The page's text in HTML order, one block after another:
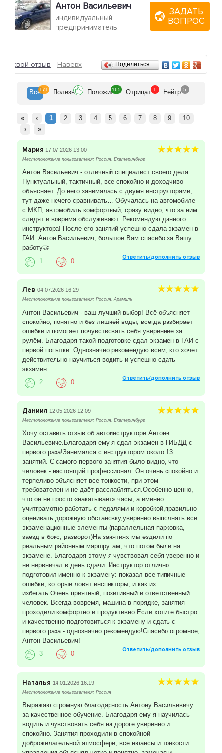
Антон Васильевич
индивидуальный
предприниматель
ЗАДАТЬ
ВОПРОС
Отзывы
свой отзыв Наверх Поделиться…
Все171 Полезн Положит165 Отрицат 1 Нейтр 5
« ‹ 1 2 3 4 5 6 7 8 9
10
›
»
Мария 17.07.2026 13:00
Местоположение пользователя: Россия, Екатеринбург
Антон Васильевич - отличный специалист своего дела.
Пунктуальный, тактичный, все спокойно и доходчиво
объясняет. До него занималась с двумя инструкторами,
тут даже нечего сравнивать… Обучалась на автомобиле
с МКП, автомобиль комфортный, сразу видно, что за ним
следят и вовремя обслуживают. Рекомендую данного
инструктора! После его занятий успешно сдала экзамен в
ГАИ. Антон Васильевич, большое Вам спасибо за Вашу
работу🤝
Ответить/дополнить отзыв
1 0
Лев 04.07.2026 16:29
Местоположение пользователя: Россия, Арамиль
Антон Васильевич - ваш лучший выбор! Всё объясняет
спокойно, понятно и без лишней воды, всегда разбирает
ошибки и помогает почувствовать себя увереннее за
рулём. Благодаря такой подготовке сдал экзамен в ГАИ с
первой попытки. Однозначно рекомендую всем, кто хочет
действительно научиться водить и успешно сдать
экзамен.
Ответить/дополнить отзыв
2 0
Даниил 12.05.2026 12:09
Местоположение пользователя: Россия, Екатеринбург
Хочу оставить отзыв об автоинструкторе Антоне
Васильевиче.Благодаря ему я сдал экзамен в ГИБДД с
первого раза!Занимался с инструктором около 13
занятий. С самого первого занятия было видно, что
человек - настоящий профессионал. Он очень спокойно и
терпеливо объясняет все тонкости, при этом
требователен и не даёт расслабляться.Особенно ценно,
что он не просто «накатывает» часы, а именно
учитграмотно работать с педалями и коробкой,правильно
оценивать дорожную обстановку,уверенно выполнять все
экзаменационные элементы (параллельная парковка,
заезд в бокс, разворот)На занятиях мы ездили по
реальным районным маршрутам, что потом были на
экзамене. Благодаря этому я чувствовал себя уверенно и
не нервничал в день сдачи. Инструктор отлично
подготовил именно к экзамену: показал все типичные
ошибки, которые ловят инспекторы, и как их
избегать.Очень приятный, позитивный и ответственный
человек. Всегда вовремя, машина в порядке, занятия
проходили комфортно и продуктивно.Если хотите быстро
и качественно подготовиться к экзамену и сдать с
первого раза - однозначно рекомендую!Спасибо огромное,
Антон Васильевич!
Ответить/дополнить отзыв
3 0
Наталья 14.01.2026 16:19
Местоположение пользователя: Россия
Выражаю огромную благодарность Антону Васильевичу
за качественное обучение. Благодаря ему я научилась
водить и чувствовать себя на дороге уверенно и
спокойно. Занятия проходили в спокойной
доброжелательной атмосфере, все нюансы и тонкости